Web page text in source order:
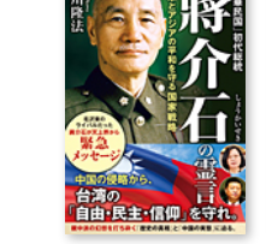
4 たいていは「暗
あとがき